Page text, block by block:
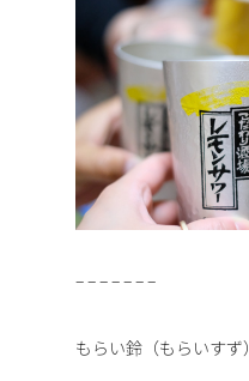
– – – – – – –
もらい鈴（もらいすず）